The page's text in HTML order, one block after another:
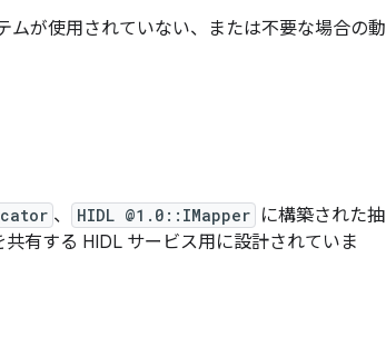
ムが使用されていない、または不要な場合の動
、 HIDL @1.0::IMapper に構築された抽
有する HIDL サービス用に設計されていま